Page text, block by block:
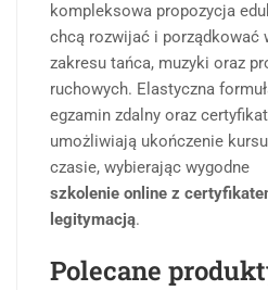
kompleksowa propozycja
chcą rozwijać i porządkować
zakresu tańca, muzyki oraz
ruchowych. Elastyczna
egzamin zdalny oraz
umożliwiają ukończenie
czasie, wybierając wygodne
szkolenie online z
legitymacją.
Polecane